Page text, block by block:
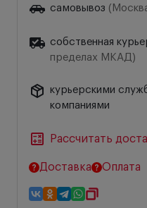
самовывоз
собственная
пределах МКАД)
курьерскими
компаниями
Рассчитать
Доставка Оплата